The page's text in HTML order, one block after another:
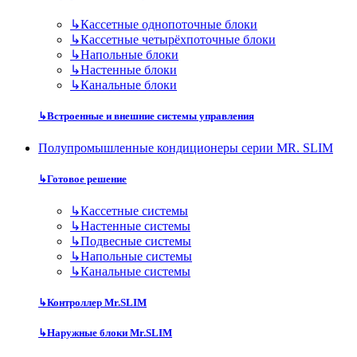
↳Кассетные однопоточные блоки
↳Кассетные четырёхпоточные блоки
↳Напольные блоки
↳Настенные блоки
↳Канальные блоки
↳Встроенные и внешние системы управления
Полупромышленные кондиционеры серии MR. SLIM
↳Готовое решение
↳Кассетные системы
↳Настенные системы
↳Подвесные системы
↳Напольные системы
↳Канальные системы
↳Контроллер Mr.SLIM
↳Наружные блоки Mr.SLIM